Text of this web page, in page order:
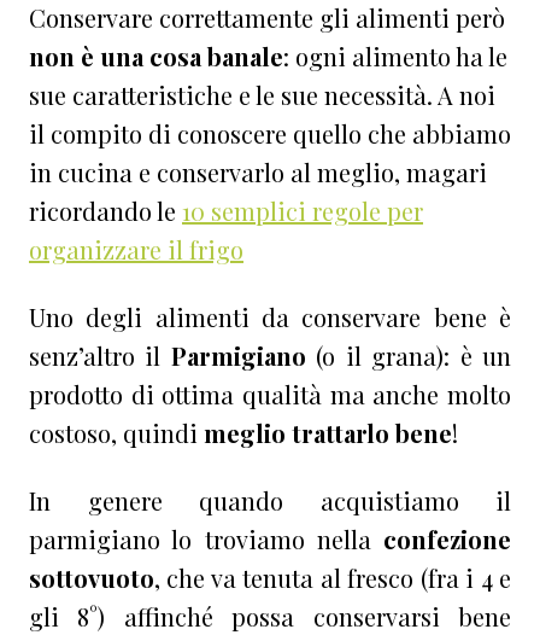
Conservare correttamente gli alimenti però
non è una cosa banale: ogni alimento ha le
sue caratteristiche e le sue necessità. A noi
il compito di conoscere quello che abbiamo
in cucina e conservarlo al meglio, magari
ricordando le 10 semplici regole per
organizzare il frigo
Uno degli alimenti da conservare bene è
senz’altro il Parmigiano (o il grana): è un
prodotto di ottima qualità ma anche molto
costoso, quindi meglio trattarlo bene!
In genere quando acquistiamo il
parmigiano lo troviamo nella confezione
sottovuoto, che va tenuta al fresco (fra i 4 e
gli 8°) affinché possa conservarsi bene